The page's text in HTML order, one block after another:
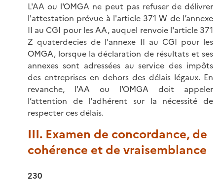
L'AA ou l'OMGA ne peut pas refuser de délivrer
l'attestation prévue à l'article 371 W de l’annexe
II au CGI pour les AA, auquel renvoie l'article 371
Z quaterdecies de l'annexe II au CGI pour les
OMGA, lorsque la déclaration de résultats et ses
annexes sont adressées au service des impôts
des entreprises en dehors des délais légaux. En
revanche, l'AA ou l'OMGA doit appeler
l’attention de l'adhérent sur la nécessité de
respecter ces délais.
III. Examen de concordance, de
cohérence et de vraisemblance
230